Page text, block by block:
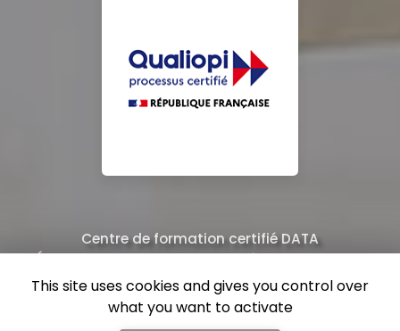
Centre de formation certifié DATA
Équipe de professionnels formés au nettoyage
This site uses cookies and gives you control over
what you want to activate